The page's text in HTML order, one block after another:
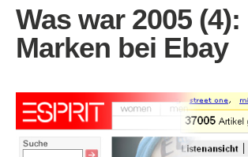
Was war 2005 (4):
Marken bei Ebay